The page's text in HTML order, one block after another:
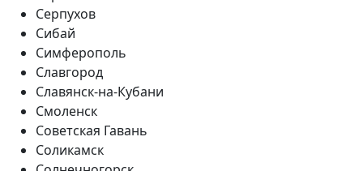
Серпухов
Сибай
Симферополь
Славгород
Славянск-на-Кубани
Смоленск
Советская Гавань
Соликамск